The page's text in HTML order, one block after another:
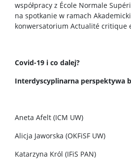
współpracy z École Normale
na spotkanie w ramach
konwersatorium Actualité critique
Covid-19 i co dalej?
Interdyscyplinarna perspektywa
Aneta Afelt (ICM UW)
Alicja Jaworska (OKFiSF UW)
Katarzyna Król (IFiS PAN)